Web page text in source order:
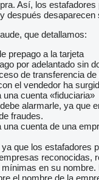
Así, los estafadores
después desaparecen
que detallamos:
prepago a la tarjeta
por adelantado sin
de transferencia
el vendedor ha
una cuenta «fiduciaria»
alarmarle, ya que
fraudes.
una cuenta de una
ya que los estafadores
reconocidas,
en su nombre.
el nombre de la